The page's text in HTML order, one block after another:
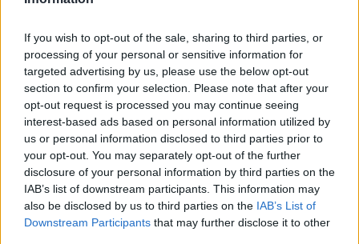
If you wish to opt-out of the sale, sharing to third parties, or
processing of your personal or sensitive information for
targeted advertising by us, please use the below opt-out
section to confirm your selection. Please note that after your
opt-out request is processed you may continue seeing
interest-based ads based on personal information utilized by
us or personal information disclosed to third parties prior to
your opt-out. You may separately opt-out of the further
disclosure of your personal information by third parties on the
IAB’s list of downstream participants. This information may
also be disclosed by us to third parties on the IAB’s List of
Downstream Participants that may further disclose it to other